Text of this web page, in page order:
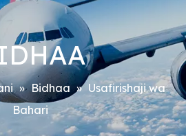
» Bidhaa » Usafirishaji wa
Bahari